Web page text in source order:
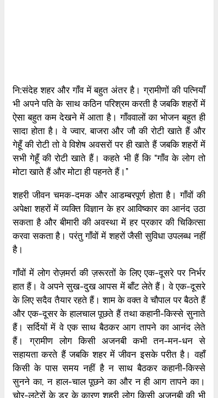
नि:संदेह शहर और गाँव में बहुत अंतर है। ग्रामीणों की पत्नियाँ
भी अपने पति के साथ कठिन परिश्रम करती है जबकि शहरों में
ऐसा बहुत कम देखने में आता है। गाँववालों का भोजन बहुत ही
सादा होता है। वे ज्वार, बाजरा और जौ की रोटी खाते हैं और
गेहूँ की रोटी तो वे विशेष अवसरों पर ही खाते हैं जबकि शहरों में
सभी गेहूँ की रोटी खाते हैं। कहते भी हैं कि “गाँव के लोग तो
मोटा खाते हैं और मोटा ही पहनते हैं।”
शहरी जीवन चमक-दमक और आडम्बरपूर्ण होता है। गाँवों की
अपेक्षा शहरों में व्यक्ति विज्ञान के हर आविष्कार का आनंद उठा
सकता है और बीमारी की अवस्था में हर प्रकार की चिकित्सा
करवा सकता है। परंतु गाँवों में शहरों जैसी सुविधा उपलब्ध नहीं
है।
गाँवों में लोग रोज़मर्रा की ज़रूरतों के लिए एक-दूसरे पर निर्भर
हात हैं। वे अपने सुख-दुख आपस में बाँट लेते हैं। वे एक-दूसरे
के लिए सदैव तैयार रहते हैं। शाम के वक्त वे चौपाल पर बैठते हैं
और एक-दूसर के हालचाल पूछते हैं तथा कहानी-किस्से सुनाते
हैं। सर्दियों में वे एक साथ बैठकर आग तापने का आनंद लेते
हैं। ग्रामीण लोग किसी अजनबी कभी तन-मन-धन से
सहायता करते हैं जबकि शहर में जीवन इसके परीत है। वहाँ
किसी के पास समय नहीं है न साथ बैठकर कहानी-किस्से
सुनने का, न हाल-चाल पूछने का और न ही आग तापने का।
चोर-लुटेरों के डर के कारण शहरी लोग किसी अजनबी की भी